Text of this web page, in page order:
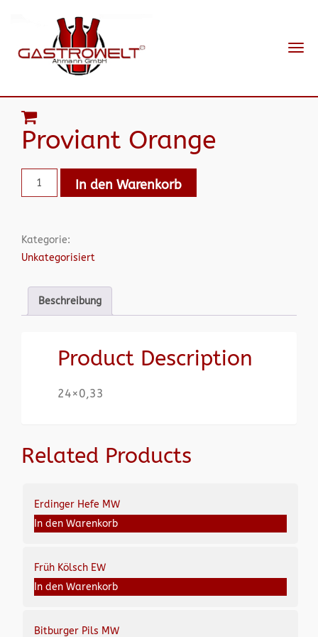
Proviant Orange
In den Warenkorb
Kategorie:
Unkategorisiert
Beschreibung
Product Description
24×0,33
Related Products
Erdinger Hefe MW
In den Warenkorb
Früh Kölsch EW
In den Warenkorb
Bitburger Pils MW